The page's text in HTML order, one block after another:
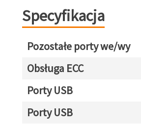
Specyfikacja
Pozostałe porty we/wy
Obsługa ECC
Porty USB
Porty USB